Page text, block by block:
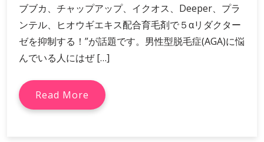
ブブカ、チャップアップ、イクオス、Deeper、プラ
ンテル、ヒオウギエキス配合育毛剤で５αリダクター
ゼを抑制する！”が話題です。男性型脱毛症(AGA)に悩
んでいる人にはぜ […]
Read More